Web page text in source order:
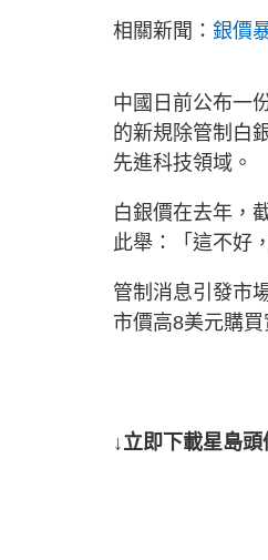
相關新聞： 銀價
中國日前公布一
的新規除管制白
先進科技領域。
白銀價在去年，
此舉：「這不好
管制消息引發市
市價高8美元購
↓立即下載星島